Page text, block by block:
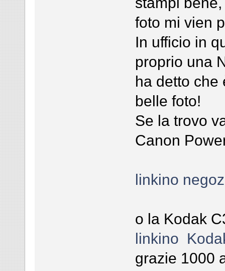
foto mi vien
In ufficio in
proprio una
ha detto che
belle foto!
Se la trovo
Canon
linkino
o la Kodak
linkino
grazie 1000